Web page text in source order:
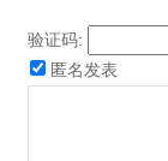
验证码:
匿名发表